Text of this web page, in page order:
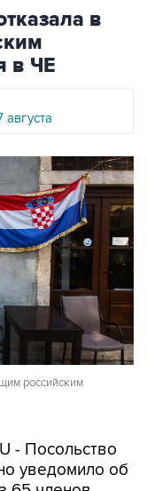
в
в ЧЕ
российским
- Посольство
уведомило об